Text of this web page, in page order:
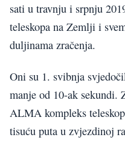
sati u travnju i srpnju
teleskopa na Zemlji i
duljinama zračenja.
Oni su 1. svibnja
manje od 10-ak sekundi.
ALMA kompleks
tisuću puta u zvjezdinoj